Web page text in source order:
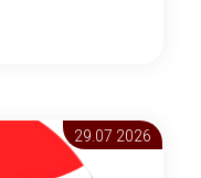
29.07 2026